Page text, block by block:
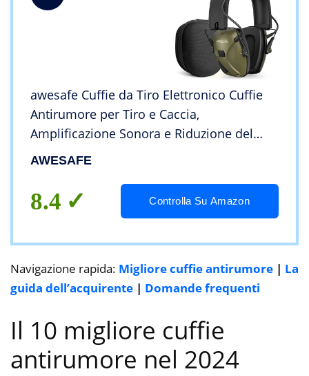
awesafe Cuffie da Tiro Elettronico Cuffie
Antirumore per Tiro e Caccia,
Amplificazione Sonora e Riduzione del
Rumore, Viene con custodia rigida
AWESAFE
8.4 Controlla Su Amazon
Navigazione rapida: Migliore cuffie antirumore | La
guida dell’acquirente | Domande frequenti
Il 10 migliore cuffie
antirumore nel 2024